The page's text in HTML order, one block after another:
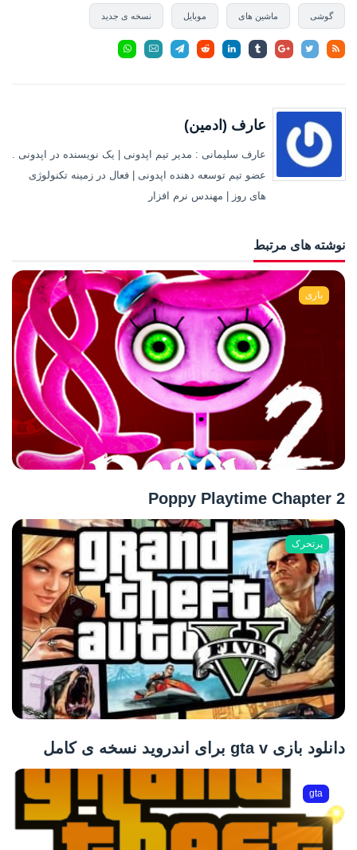
گوشی ماشین های موبایل نسخه ی جدید
عارف (ادمین)
عارف سلیمانی : مدیر تیم اپدونی | یک نویسنده در اپدونی .
عضو تیم توسعه دهنده اپدونی | فعال در زمینه تکنولوژی
های روز | مهندس نرم افزار
نوشته های مرتبط
بازی
Poppy Playtime Chapter 2
پرتحرک
دانلود بازی gta v برای اندروید نسخه ی کامل
gta